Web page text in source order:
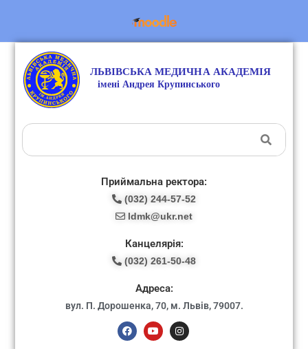
Приймальна ректора:
(032) 244-57-52
ldmk@ukr.net
Канцелярія:
(032) 261-50-48
Адреса:
вул. П. Дорошенка, 70, м. Львів, 79007.